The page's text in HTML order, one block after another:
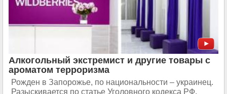
Алкогольный экстремист и другие товары с
ароматом терроризма
Рожден в Запорожье, по национальности – украинец.
Разыскивается по статье Уголовного кодекса РФ.